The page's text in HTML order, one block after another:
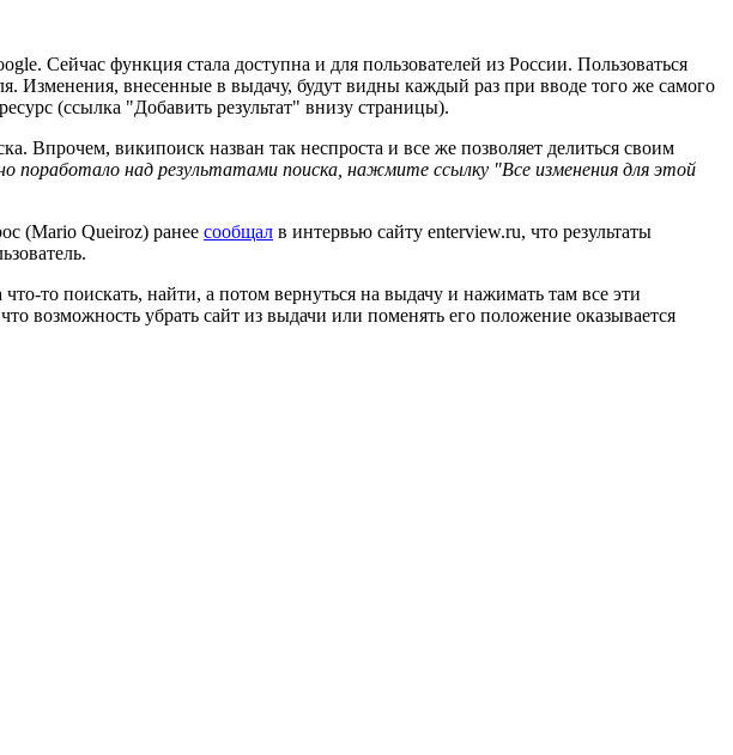
Сейчас функция стала доступна и для пользователей из России. Пользоваться
Изменения, внесенные в выдачу, будут видны каждый раз при вводе того же самого
(ссылка "Добавить результат" внизу страницы).
Впрочем, википоиск назван так неспроста и все же позволяет делиться своим
над результатами поиска, нажмите ссылку "Все изменения для этой
(Mario Queiroz) ранее сообщал в интервью сайту enterview.ru, что результаты
то поискать, найти, а потом вернуться на выдачу и нажимать там все эти
возможность убрать сайт из выдачи или поменять его положение оказывается